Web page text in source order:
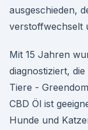
ausgeschieden,
verstoffwechselt
Mit 15 Jahren
diagnostiziert,
Tiere -
CBD Öl ist
Hunde und